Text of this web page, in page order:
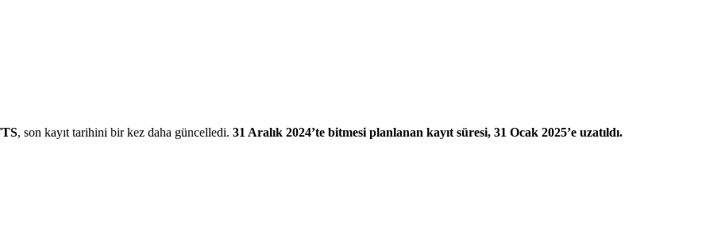
, son kayıt tarihini bir kez daha güncelledi. 31 Aralık 2024’te bitmesi planlanan kayıt süresi, 31 Ocak 2025’e uzatıldı.